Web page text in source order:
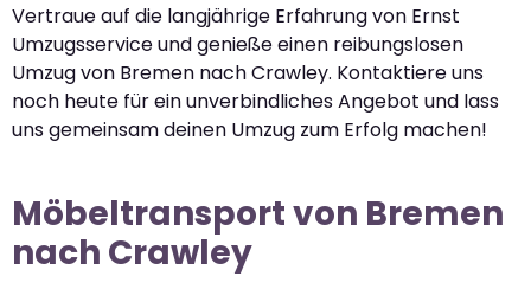
Vertraue auf die langjährige Erfahrung von Ernst
Umzugsservice und genieße einen reibungslosen
Umzug von Bremen nach Crawley. Kontaktiere uns
noch heute für ein unverbindliches Angebot und lass
uns gemeinsam deinen Umzug zum Erfolg machen!
Möbeltransport von Bremen
nach Crawley